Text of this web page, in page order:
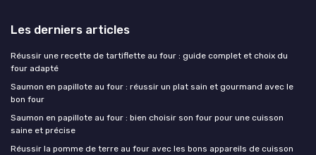
Les derniers articles
Réussir une recette de tartiflette au four : guide complet et choix du
four adapté
Saumon en papillote au four : réussir un plat sain et gourmand avec le
bon four
Saumon en papillote au four : bien choisir son four pour une cuisson
saine et précise
Réussir la pomme de terre au four avec les bons appareils de cuisson